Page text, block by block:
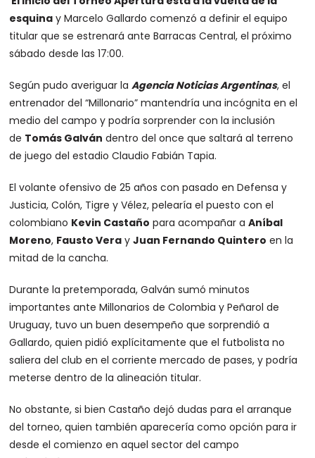
esquina y Marcelo Gallardo comenzó a definir el equipo
titular que se estrenará ante Barracas Central, el próximo
sábado desde las 17:00.
Según pudo averiguar laAgencia Noticias Argentinas, el
entrenador del “Millonario” mantendría una incógnita en el
medio del campo y podría sorprender con la inclusión
de Tomás Galván dentro del once que saltará al terreno
de juego del estadio Claudio Fabián Tapia.
El volante ofensivo de 25 años con pasado en Defensa y
Justicia, Colón, Tigre y Vélez, pelearía el puesto con el
colombiano Kevin Castaño para acompañar aAníbal
Moreno, Fausto Vera yJuan Fernando Quintero en la
mitad de la cancha.
Durante la pretemporada, Galván sumó minutos
importantes ante Millonarios de Colombia y Peñarol de
Uruguay, tuvo un buen desempeño que sorprendió a
Gallardo, quien pidió explícitamente que el futbolista no
saliera del club en el corriente mercado de pases, y podría
meterse dentro de la alineación titular.
No obstante, si bien Castaño dejó dudas para el arranque
del torneo, quien también aparecería como opción para ir
desde el comienzo en aquel sector del campo